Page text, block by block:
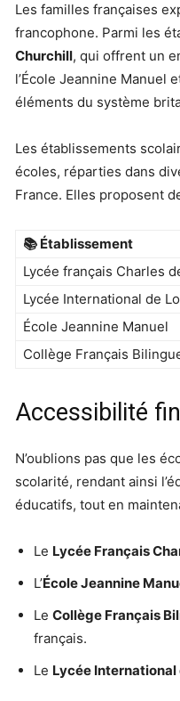
Les familles françaises
francophone. Parmi les
Churchill, qui offrent un
l’École Jeannine Manuel
éléments du système
Les établissements
écoles, réparties dans
France. Elles proposent
📚 Établissement
Lycée français Charles
Lycée International de
École Jeannine Manuel
Collège Français
Accessibilité
N’oublions pas que les
scolarité, rendant ainsi
éducatifs, tout en
Le Lycée Français
L’École Jeannine
Le Collège Français
français.
Le Lycée